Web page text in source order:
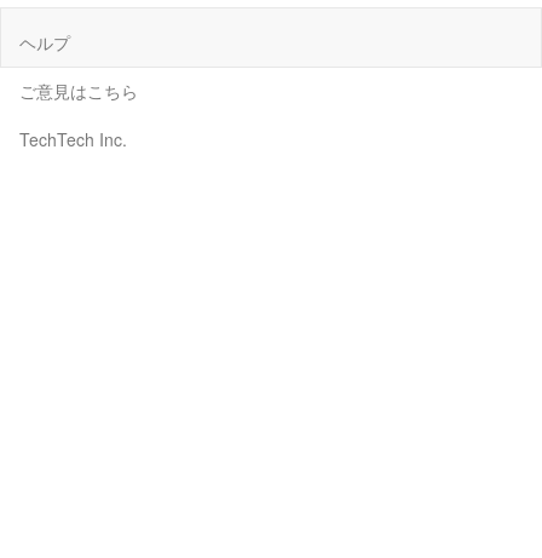
ヘルプ
ご意見はこちら
TechTech Inc.